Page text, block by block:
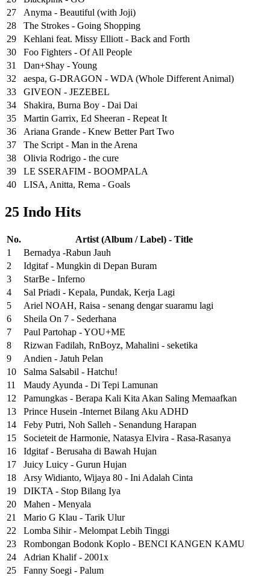
27
Anyma - Beautiful (with Joji)
28
The Strokes - Going Shopping
29
Kehlani feat. Missy Elliott - Back and Forth
30
Foo Fighters - Of All People
31
Dan+Shay - Young
32
aespa, G-DRAGON - WDA (Whole Different Animal)
33
GIVEON - JEZEBEL
34
Shakira, Burna Boy - Dai Dai
35
Martin Garrix, Ed Sheeran - Repeat It
36
Ariana Grande - Knew Better Part Two
37
The Script - Man in the Arena
38
Olivia Rodrigo - the cure
39
LE SSERAFIM - BOOMPALA
40
LISA, Anitta, Rema - Goals
25 Indo Hits
No.
Artist (Album / Label) - Title
1
Bernadya -Rabun Jauh
2
Idgitaf - Mungkin di Depan Buram
3
StarBe - Inferno
4
Sal Priadi - Kepala, Pundak, Kerja Lagi
5
Ariel NOAH, Raisa - senang dengar suaramu lagi
6
Sheila On 7 - Sederhana
7
Paul Partohap - YOU+ME
8
Rizwan Fadilah, RnBoyz, Mahalini - seketika
9
Andien - Jatuh Pelan
10
Salma Salsabil - Hatchu!
11
Maudy Ayunda - Di Tepi Lamunan
12
Pamungkas - Berapa Kali Kita Akan Saling Memaafkan
13
Prince Husein -Internet Bilang Aku ADHD
14
Feby Putri, Noh Salleh - Senandung Harapan
15
Societeit de Harmonie, Natasya Elvira - Rasa-Rasanya
16
Idgitaf - Berusaha di Bawah Hujan
17
Juicy Luicy - Gurun Hujan
18
Arsy Widianto, Wijaya 80 - Ini Adalah Cinta
19
DIKTA - Stop Bilang Iya
20
Mahen - Menyala
21
Mario G Klau - Tarik Ulur
22
Lomba Sihir - Melompat Lebih Tinggi
23
Rombongan Bodonk Koplo - BENCI KANGEN KAMU
24
Adrian Khalif - 2001x
25
Fanny Soegi - Palum